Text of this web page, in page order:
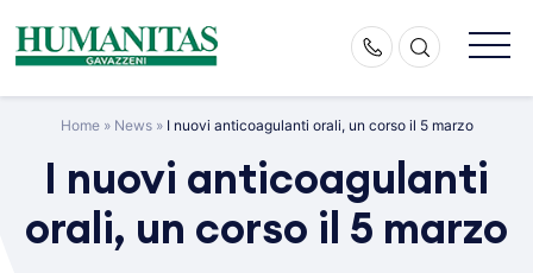
content
Home» News» I nuovi anticoagulanti orali, un corso il 5 marzo
I nuovi anticoagulanti
orali, un corso il 5 marzo